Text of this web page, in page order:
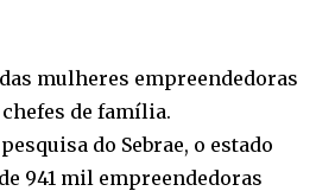
mulheres empreendedoras
de família.
do Sebrae, o estado
941 mil empreendedoras